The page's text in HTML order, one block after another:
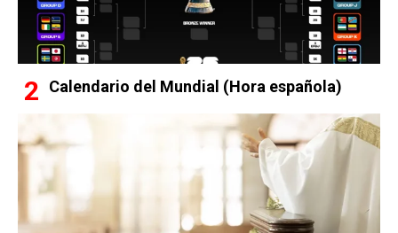
Calendario del Mundial (Hora española)